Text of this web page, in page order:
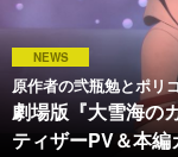
NEWS
原作者の弐瓶勉とポリ
劇場版『大雪海の
ティザーPV＆本編